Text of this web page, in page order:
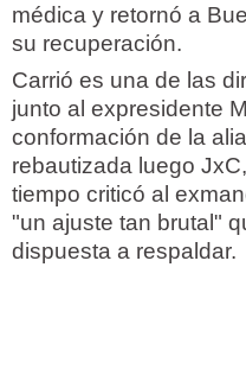
médica y retornó a
su recuperación.
Carrió es una de las
junto al expresidente
conformación de la
rebautizada luego
tiempo criticó al
"un ajuste tan brutal"
dispuesta a respaldar.